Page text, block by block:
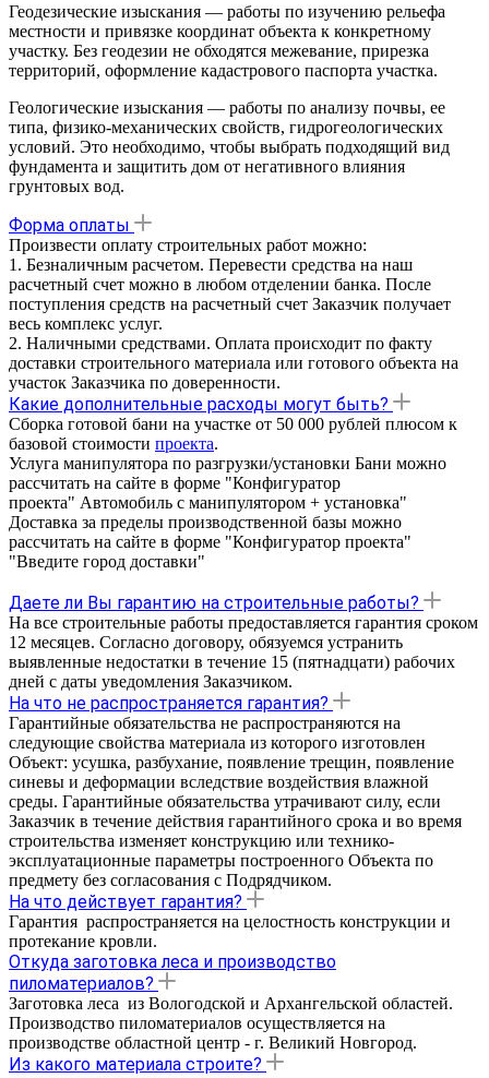
Геодезические изыскания — работы по изучению рельефа
местности и привязке координат объекта к конкретному
участку. Без геодезии не обходятся межевание, прирезка
территорий, оформление кадастрового паспорта участка.
Геологические изыскания — работы по анализу почвы, ее
типа, физико-механических свойств, гидрогеологических
условий. Это необходимо, чтобы выбрать подходящий вид
фундамента и защитить дом от негативного влияния
грунтовых вод.
Форма оплаты
Произвести оплату строительных работ можно:
1. Безналичным расчетом. Перевести средства на наш
расчетный счет можно в любом отделении банка. После
поступления средств на расчетный счет Заказчик получает
весь комплекс услуг.
2. Наличными средствами. Оплата происходит по факту
доставки строительного материала или готового объекта на
участок Заказчика по доверенности.
Какие дополнительные расходы могут быть?
Сборка готовой бани на участке от 50 000 рублей плюсом к
базовой стоимости проекта.
Услуга манипулятора по разгрузки/установки Бани можно
рассчитать на сайте в форме "Конфигуратор
проекта" Автомобиль с манипулятором + установка"
Доставка за пределы производственной базы можно
рассчитать на сайте в форме "Конфигуратор проекта"
"Введите город доставки"
Даете ли Вы гарантию на строительные работы?
На все строительные работы предоставляется гарантия cроком
12 месяцев. Согласно договору, обязуемся устранить
выявленные недостатки в течение 15 (пятнадцати) рабочих
дней с даты уведомления Заказчиком.
На что не распространяется гарантия?
Гарантийные обязательства не распространяются на
следующие свойства материала из которого изготовлен
Объект: усушка, разбухание, появление трещин, появление
синевы и деформации вследствие воздействия влажной
среды. Гарантийные обязательства утрачивают силу, если
Заказчик в течение действия гарантийного срока и во время
строительства изменяет конструкцию или технико-
эксплуатационные параметры построенного Объекта по
предмету без согласования с Подрядчиком.
На что действует гарантия?
Гарантия распространяется на целостность конструкции и
протекание кровли.
Откуда заготовка леса и производство
пиломатериалов?
Заготовка леса из Вологодской и Архангельской областей.
Производство пиломатериалов осуществляется на
производстве областной центр - г. Великий Новгород.
Из какого материала строите?